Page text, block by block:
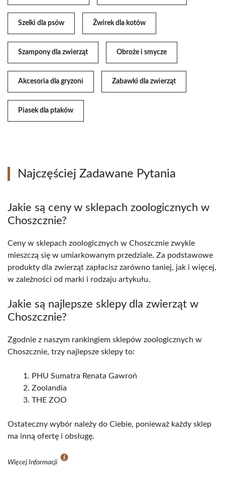
Szelki dla psów Żwirek dla kotów
Szampony dla zwierząt Obroże i smycze
Akcesoria dla gryzoni Zabawki dla zwierząt
Piasek dla ptaków
Najczęściej Zadawane Pytania
Jakie są ceny w sklepach zoologicznych w
Choszcznie?
Ceny w sklepach zoologicznych w Choszcznie zwykle
mieszczą się w umiarkowanym przedziale. Za podstawowe
produkty dla zwierząt zapłacisz zarówno taniej, jak i więcej,
w zależności od marki i rodzaju artykułu.
Jakie są najlepsze sklepy dla zwierząt w
Choszcznie?
Zgodnie z naszym rankingiem sklepów zoologicznych w
Choszcznie, trzy najlepsze sklepy to:
PHU Sumatra Renata Gawroń
Zoolandia
THE ZOO
Ostateczny wybór należy do Ciebie, ponieważ każdy sklep
ma inną ofertę i obsługę.
Więcej Informacji